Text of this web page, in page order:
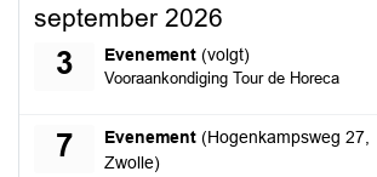
september 2026
3 Evenement (volgt)
Vooraankondiging Tour de Horeca
donderdag 3 september 2026
7 Evenement (Hogenkampsweg 27,
Zwolle)
maandag 7 september 2026